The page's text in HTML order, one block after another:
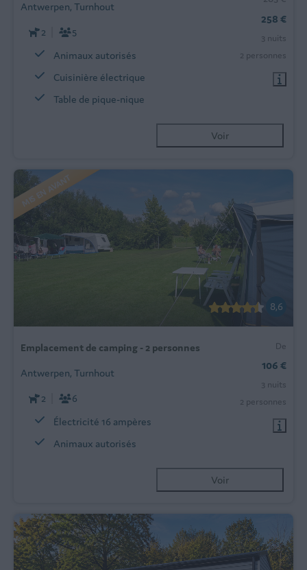
258 €
3 nuits
2 personnes
Antwerpen, Turnhout
2
5
Animaux autorisés
Cuisinière électrique
Table de pique-nique
Voir
MIS EN AVANT
8,6
De
106 €
3 nuits
2 personnes
Emplacement de camping - 2 personnes
Antwerpen, Turnhout
2
6
Électricité 16 ampères
Animaux autorisés
Voir